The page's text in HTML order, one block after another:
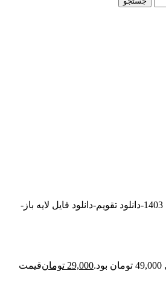
29,000 تومانقیمت